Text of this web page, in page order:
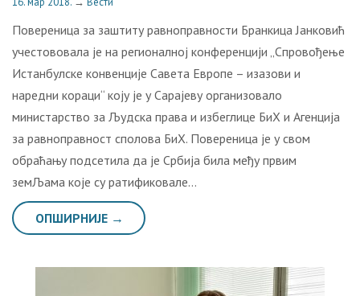
Повереница за заштиту равноправности Бранкица Јанковић
учестововала је на регионалној конференцији „Спровођење
Истанбулске конвенције Савета Европе – изазови и
наредни кораци“ коју је у Сарајеву организовало
министарство за Људска права и избеглице БиХ и Агенција
за равноправност сполова БиХ. Повереница је у свом
обраћању подсетила да је Србија била међу првим
земЉама које су ратификовале…
ОПШИРНИЈЕ →